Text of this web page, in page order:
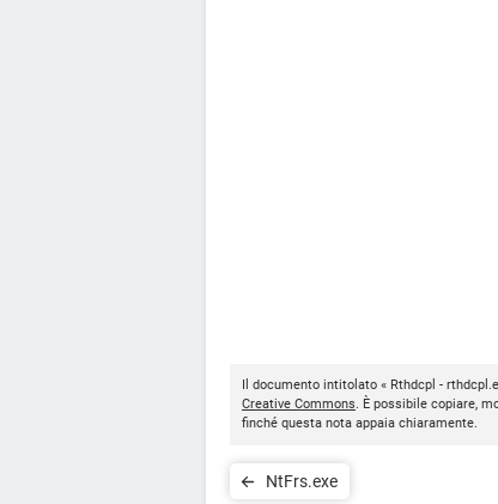
Il documento intitolato « Rthdcpl -
Creative Commons. È possibile copiare,
finché questa nota appaia chiaramente.
NtFrs.exe